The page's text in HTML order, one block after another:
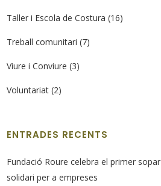
Taller i Escola de Costura (16)
Treball comunitari (7)
Viure i Conviure (3)
Voluntariat (2)
ENTRADES RECENTS
Fundació Roure celebra el primer sopar
solidari per a empreses